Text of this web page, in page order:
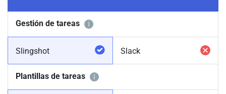
Gestión de tareas
Slingshot Slack
Plantillas de tareas